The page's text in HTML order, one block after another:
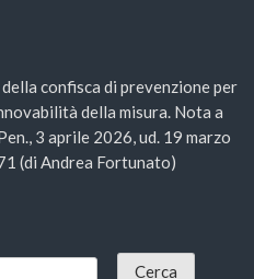
confisca di prevenzione per
della misura. Nota a
3 aprile 2026, ud. 19 marzo
(di Andrea Fortunato)